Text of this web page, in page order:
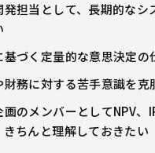
階層別研修
ビジネスス
リーダー
情報収集・
ビジネスマ
リーダーシッ
発担当として、長期的な
基づく定量的な意思決定
財務に対する苦手意識を
画のメンバーとしてNPV
きちんと理解しておきたい